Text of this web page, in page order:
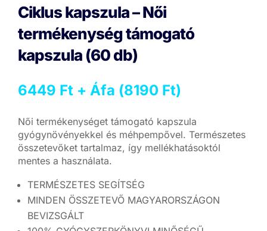
Ciklus kapszula – Női
termékenység támogató
kapszula (60 db)
6449 Ft + Áfa (8190 Ft)
Női termékenységet támogató kapszula
gyógynövényekkel és méhpempővel. Természetes
összetevőket tartalmaz, így mellékhatásoktól
mentes a használata.
TERMÉSZETES SEGÍTSÉG
MINDEN ÖSSZETEVŐ MAGYARORSZÁGON
BEVIZSGÁLT